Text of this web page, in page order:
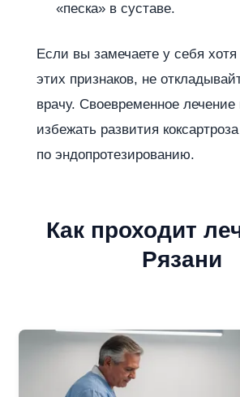
«песка» в суставе.
Если вы замечаете у себя
этих признаков, не
врачу. Своевременное лечение
избежать развития
по эндопротезированию.
Как проходит
Рязани